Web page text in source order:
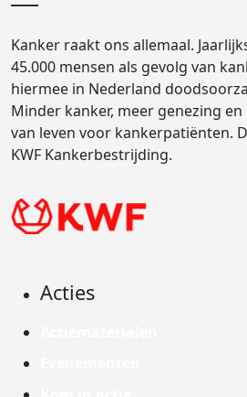
Kanker raakt ons allemaal.
45.000 mensen als gevolg van
hiermee in Nederland
Minder kanker, meer genezing
van leven voor kankerpatiënten.
KWF Kankerbestrijding.
Acties